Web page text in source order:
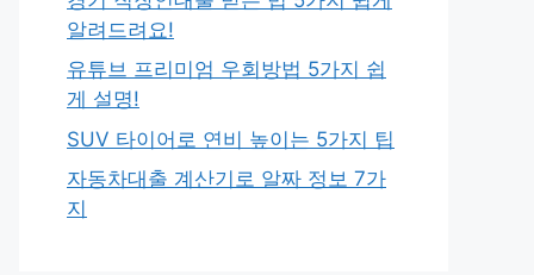
알려드려요!
유튜브 프리미엄 우회방법 5가지 쉽
게 설명!
SUV 타이어로 연비 높이는 5가지 팁
자동차대출 계산기로 알짜 정보 7가
지